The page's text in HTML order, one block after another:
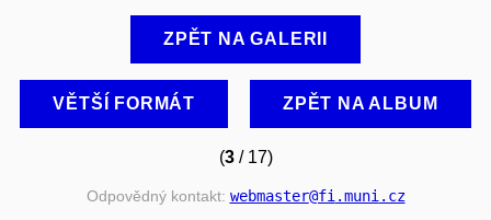
ZPĚT NA GALERII
VĚTŠÍ FORMÁT ZPĚT NA ALBUM
(3/ 17)
Odpovědný kontakt: webmaster@fi.muni.cz